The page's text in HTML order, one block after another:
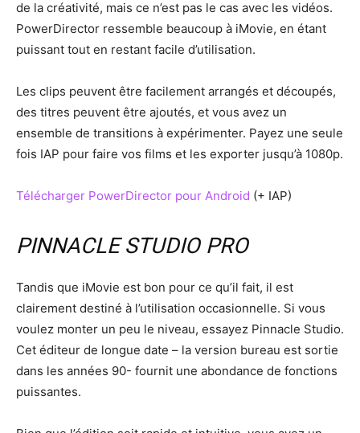
de la créativité, mais ce n’est pas le cas avec les vidéos.
PowerDirector ressemble beaucoup à iMovie, en étant
puissant tout en restant facile d’utilisation.
Les clips peuvent être facilement arrangés et découpés,
des titres peuvent être ajoutés, et vous avez un
ensemble de transitions à expérimenter. Payez une seule
fois IAP pour faire vos films et les exporter jusqu’à 1080p.
Télécharger PowerDirector pour Android (+ IAP)
PINNACLE STUDIO PRO
Tandis que iMovie est bon pour ce qu’il fait, il est
clairement destiné à l’utilisation occasionnelle. Si vous
voulez monter un peu le niveau, essayez Pinnacle Studio.
Cet éditeur de longue date – la version bureau est sortie
dans les années 90- fournit une abondance de fonctions
puissantes.